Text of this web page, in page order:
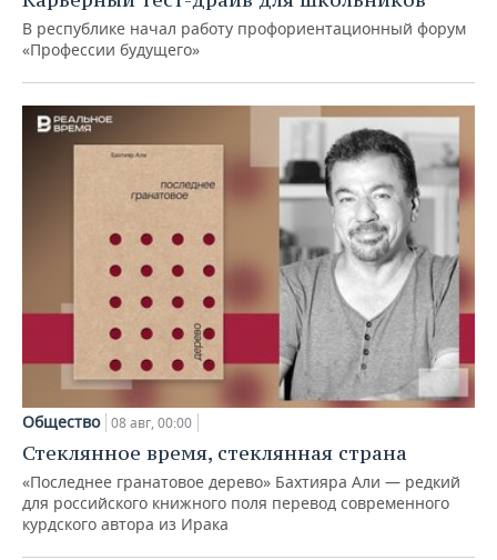
В республике начал работу профориентационный форум
«Профессии будущего»
Общество 08 авг, 00:00
Стеклянное время, стеклянная страна
«Последнее гранатовое дерево» Бахтияра Али — редкий
для российского книжного поля перевод современного
курдского автора из Ирака